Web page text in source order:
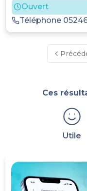
Ouvert
Téléphone
Ces
Utile